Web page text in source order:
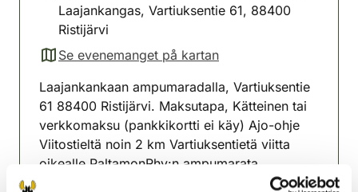
Laajankangas, Vartiuksentie 61, 88400
Ristijärvi
Se evenemanget på kartan
(avautuu uuteen välilehteen)
Laajankankaan ampumaradalla, Vartiuksentie
61 88400 Ristijärvi. Maksutapa, Kätteinen tai
verkkomaksu (pankkikortti ei käy) Ajo-ohje
Viitostieltä noin 2 km Vartiuksentietä viitta
oikealle PaltamonRhy:n ampumarata.